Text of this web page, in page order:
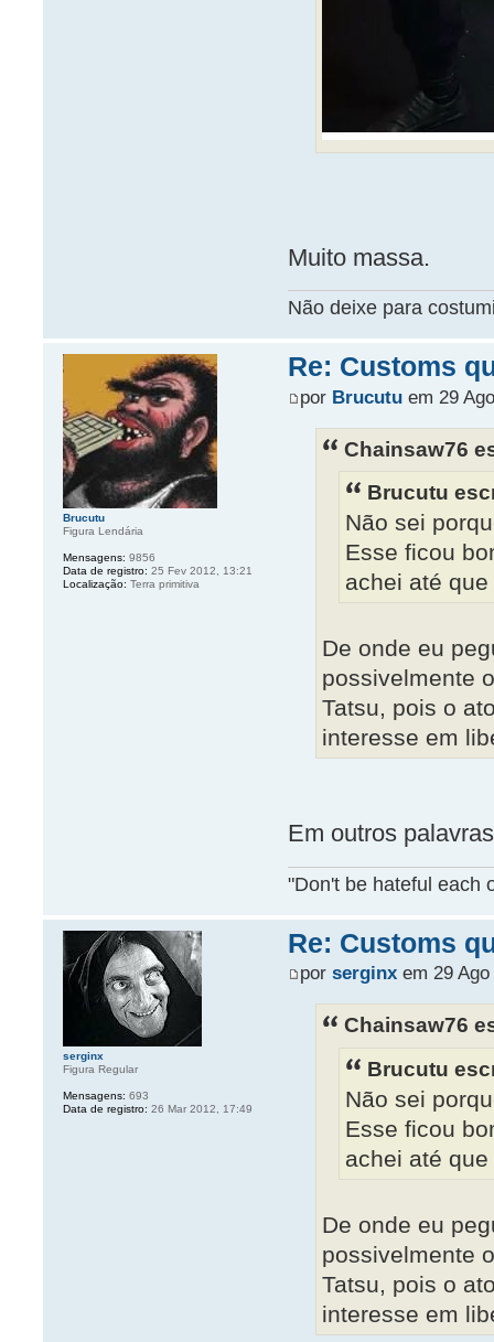
Muito massa.
Não deixe para
Re: Customs
por Brucutuem 29
Chainsaw76
Brucutu
Não sei
Esse ficou
achei até
De onde eu
possivelmente
Tatsu, pois o
interesse em
Em outros
"Don't be hateful each
Brucutu
Figura Lendária
Mensagens: 9856
Data de registro: 25 Fev 2012, 13:21
Localização: Terra primitiva
Re: Customs
por serginxem 29 Ago
Chainsaw76
Brucutu
Não sei
Esse ficou
achei até
De onde eu
possivelmente
Tatsu, pois o
interesse em
serginx
Figura Regular
Mensagens: 693
Data de registro: 26 Mar 2012, 17:49